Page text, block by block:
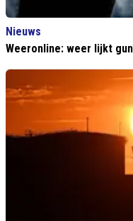
Nieuws
Weeronline: weer lijkt